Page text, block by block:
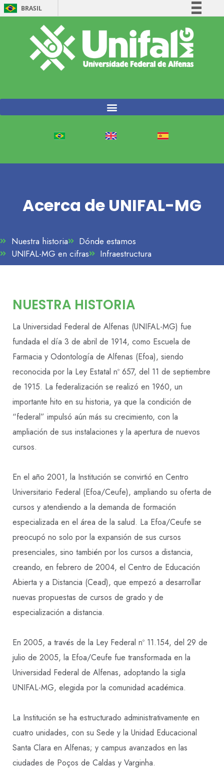
BRASIL
Comunica BR
Participe
Acesso à informação
Canais
Acerca de UNIFAL-MG
Nuestra historia
Dónde estamos
UNIFAL-MG en cifras
Infraestructura
NUESTRA HISTORIA
La Universidad Federal de Alfenas (UNIFAL-MG) fue
fundada el día 3 de abril de 1914, como Escuela de
Farmacia y Odontología de Alfenas (Efoa), siendo
reconocida por la Ley Estatal nº 657, del 11 de septiembre
de 1915. La federalización se realizó en 1960, un
importante hito en su historia, ya que la condición de
“federal” impulsó aún más su crecimiento, con la
ampliación de sus instalaciones y la apertura de nuevos
cursos.
En el año 2001, la Institución se convirtió en Centro
Universitario Federal (Efoa/Ceufe), ampliando su oferta de
cursos y atendiendo a la demanda de formación
especializada en el área de la salud. La Efoa/Ceufe se
preocupó no solo por la expansión de sus cursos
presenciales, sino también por los cursos a distancia,
creando, en febrero de 2004, el Centro de Educación
Abierta y a Distancia (Cead), que empezó a desarrollar
nuevas propuestas de cursos de grado y de
especialización a distancia.
En 2005, a través de la Ley Federal nº 11.154, del 29 de
julio de 2005, la Efoa/Ceufe fue transformada en la
Universidad Federal de Alfenas, adoptando la sigla
UNIFAL-MG, elegida por la comunidad académica.
La Institución se ha estructurado administrativamente en
cuatro unidades, con su Sede y la Unidad Educacional
Santa Clara en Alfenas; y campus avanzados en las
ciudades de Poços de Caldas y Varginha.